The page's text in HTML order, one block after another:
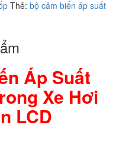
Thẻ: bộ cảm biến áp suất
Áp Suất
Xe Hơi
LCD